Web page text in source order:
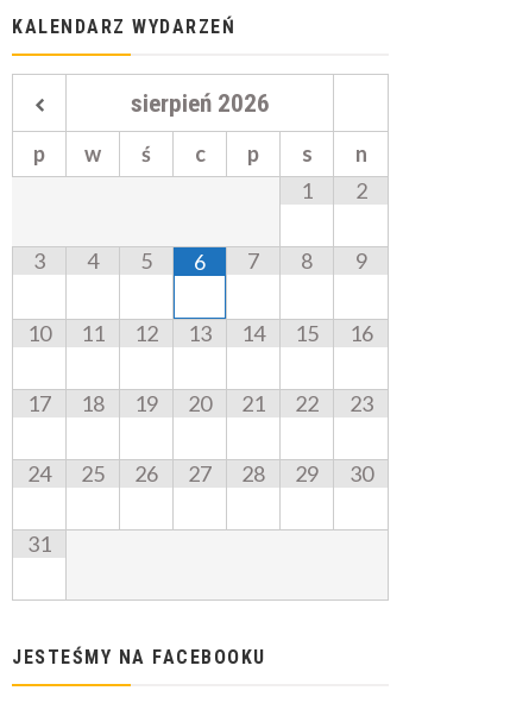
KALENDARZ WYDARZEŃ
sierpień 2026
p w ś c p s
n
1
2
3 4 5 6 7 8 9
10 11 12 13 14 15 16
17 18 19 20 21 22 23
24 25 26 27 28 29 30
31
JESTEŚMY NA FACEBOOKU